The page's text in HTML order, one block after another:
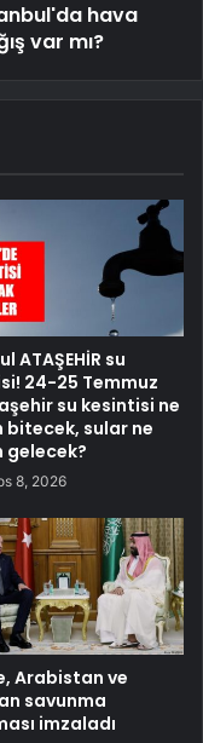
hava
var mı?
ATAŞEHİR su
24-25 Temmuz
su kesintisi ne
bitecek, sular ne
gelecek?
8, 2026
Arabistan ve
savunma
imzaladı